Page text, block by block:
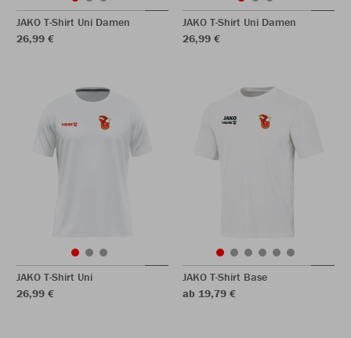
JAKO T-Shirt Uni Damen
26,99 €
JAKO T-Shirt Uni Damen
26,99 €
JAKO T-Shirt Uni
26,99 €
JAKO T-Shirt Base
ab 19,79 €